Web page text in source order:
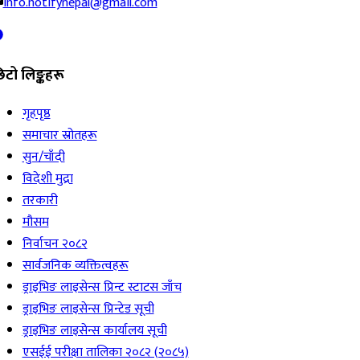
लिङ्कहरू
गृहपृष्ठ
समाचार स्रोतहरू
सुन/चाँदी
विदेशी मुद्रा
तरकारी
मौसम
निर्वाचन २०८२
सार्वजनिक व्यक्तित्वहरू
ड्राइभिङ लाइसेन्स प्रिन्ट स्टाटस जाँच
ड्राइभिङ लाइसेन्स प्रिन्टेड सूची
ड्राइभिङ लाइसेन्स कार्यालय सूची
एसईई परीक्षा तालिका २०८२ (२०८५)